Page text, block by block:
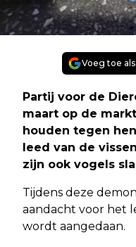
Voeg toe
Partij voor de
maart op de
houden tegen
leed van de
zijn ook vogels
Tijdens deze
aandacht voor het
wordt aangedaan.